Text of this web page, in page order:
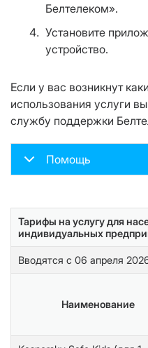
Белтелеком».
Установите
устройство.
Если у вас возникнут
использования услуги
службу поддержки
Помощь
Тарифы на услугу для
индивидуальных
Вводятся с 06 апреля
Наименование